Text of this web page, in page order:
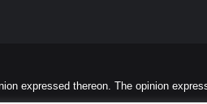
expressed thereon. The opinion